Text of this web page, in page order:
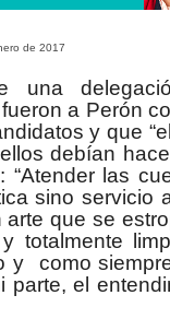
de 2017
una
a Perón
y que
debían
“Atender las
sino servicio
que se
totalmente
y como
parte, el